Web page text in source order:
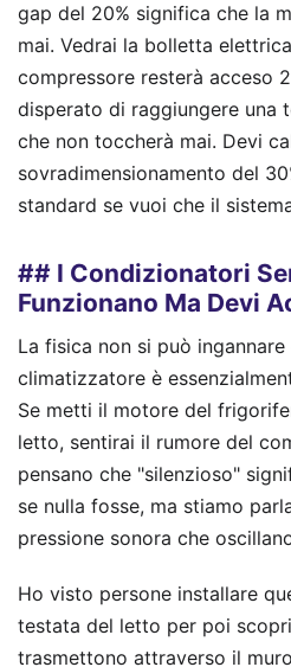
gap del 20% significa che la
mai. Vedrai la bolletta
compressore resterà acceso
disperato di raggiungere una
che non toccherà mai. Devi
sovradimensionamento del
standard se vuoi che il
## I Condizionatori
Funzionano Ma Devi
La fisica non si può
climatizzatore è
Se metti il motore del
letto, sentirai il rumore del
pensano che "silenzioso"
se nulla fosse, ma stiamo
pressione sonora che
Ho visto persone installare
testata del letto per poi
trasmettono attraverso il